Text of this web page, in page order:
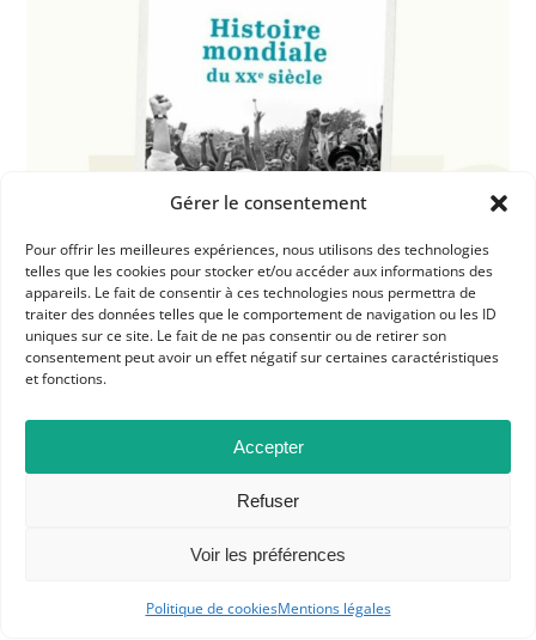
Gérer le consentement
Pour offrir les meilleures expériences, nous utilisons des technologies
telles que les cookies pour stocker et/ou accéder aux informations des
appareils. Le fait de consentir à ces technologies nous permettra de
traiter des données telles que le comportement de navigation ou les ID
uniques sur ce site. Le fait de ne pas consentir ou de retirer son
consentement peut avoir un effet négatif sur certaines caractéristiques
et fonctions.
Accepter
Refuser
Voir les préférences
Politique de cookiesMentions légales